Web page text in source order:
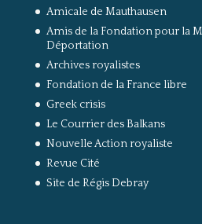
Amicale de Mauthausen
Amis de la Fondation pour la
Déportation
Archives royalistes
Fondation de la France libre
Greek crisis
Le Courrier des Balkans
Nouvelle Action royaliste
Revue Cité
Site de Régis Debray